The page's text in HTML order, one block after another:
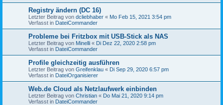
Registry ändern (DC 16)
Letzter Beitrag von dcliebhaber « Mo Feb 15, 2021 3:54 pm
Verfasst in DateiCommander
Probleme bei Fritzbox mit USB-Stick als NAS
Letzter Beitrag von Minelli « Di Dez 22, 2020 2:58 pm
Verfasst in DateiCommander
Profile gleichzeitig ausführen
Letzter Beitrag von Greifenklau « Di Sep 29, 2020 6:57 pm
Verfasst in DateiOrganisierer
Web.de Cloud als Netzlaufwerk einbinden
Letzter Beitrag von Christian « Do Mai 21, 2020 9:14 pm
Verfasst in DateiCommander